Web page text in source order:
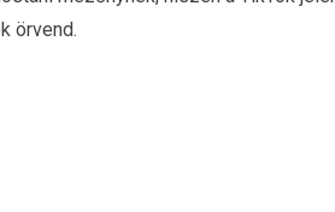
örvend.